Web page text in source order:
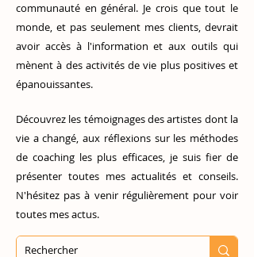
communauté en général. Je crois que tout le
monde, et pas seulement mes clients, devrait
avoir accès à l'information et aux outils qui
mènent à des activités de vie plus positives et
épanouissantes.
Découvrez les témoignages des artistes dont la
vie a changé, aux réflexions sur les méthodes
de coaching les plus efficaces, je suis fier de
présenter toutes mes actualités et conseils.
N'hésitez pas à venir régulièrement pour voir
toutes mes actus.